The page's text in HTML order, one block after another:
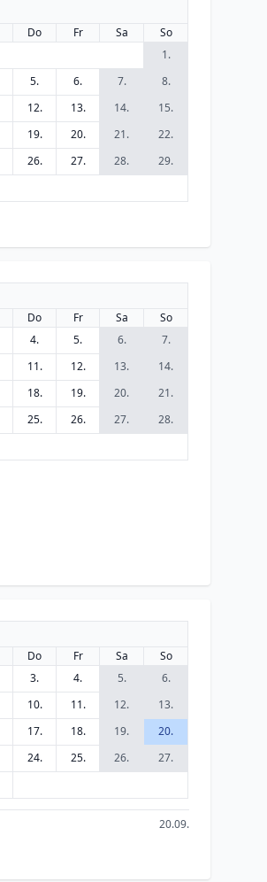
Do Fr Sa
So
1.
5. 6. 7.
8.
12. 13. 14.
15.
19. 20. 21.
22.
26. 27. 28.
29.
Do Fr Sa
So
4. 5. 6.
7.
11. 12. 13.
14.
18. 19. 20.
21.
25. 26. 27.
28.
Do Fr Sa
So
3. 4. 5.
6.
10. 11. 12.
13.
17. 18. 19.
20.
24. 25. 26.
27.
20.09.